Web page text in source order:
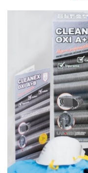
Solutii de curatare si
Schimbatoare de
Pompe de caldura
Contoare energie
Sisteme de degivrare
Incalzitoare pe
Generatoare de abur
Distribuitoare si butelii
egalizare
Pompe de circulatie si